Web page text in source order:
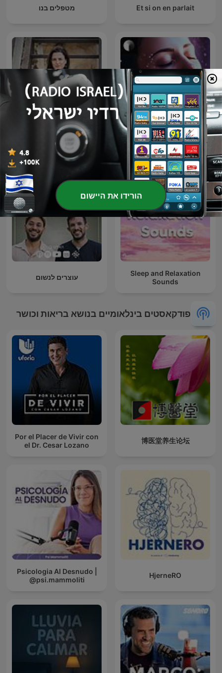
Et si on en parlait מטפלים בנו
Sleep Podcast by Slow |
Relaxing Sleep Sounds &
Sleep Stories | Nature
Sound For Sleep | ASMR
מעגל ההתמכרות- דברים
שמשפחות צריכות לדעת
Sleep and Relaxation
Sounds
עוצרים לנשום
פודקאסטים בינלאומיים בנושא בריאות וכושר
博医堂养生论坛
Por el Placer de Vivir con
el Dr. Cesar Lozano
HjerneRO
Psicologia Al Desnudo |
@psi.mammoliti
הורידו את היישום